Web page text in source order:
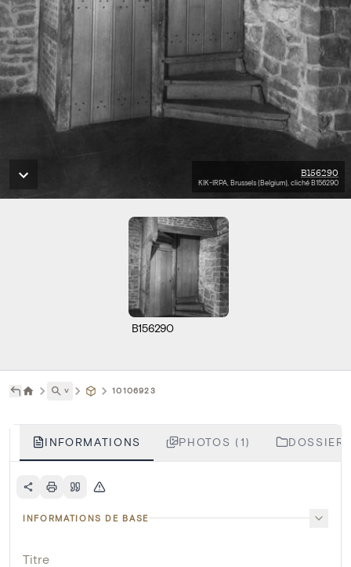
B156290
KIK-IRPA, Brussels (Belgium), cliché B156290
B156290
˅ 10106923
INFORMATIONS PHOTOS (1)
INFORMATIONS DE BASE
Titre